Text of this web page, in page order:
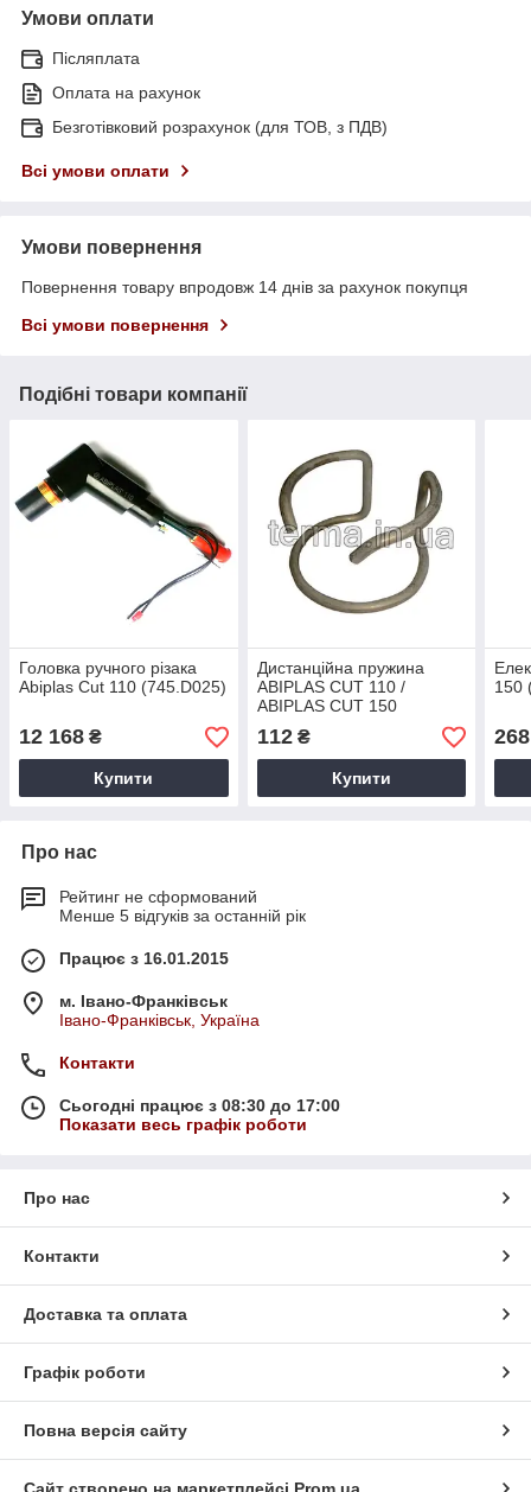
Умови оплати
Післяплата
Оплата на рахунок
Безготівковий розрахунок (для ТОВ, з ПДВ)
Всі умови оплати
Умови повернення
Повернення товару впродовж 14 днів за рахунок покупця
Всі умови повернення
Подібні товари компанії
Головка ручного різака
Abiplas Cut 110 (745.D025)
12 168 ₴
Купити
Дистанційна пружина
ABIPLAS CUT 110 /
ABIPLAS CUT 150
(745.D012)
112₴
Купити
150
268
Про нас
Рейтинг не сформований
Менше 5 відгуків за останній рік
Працює з 16.01.2015
м. Івано-Франківськ
Івано-Франківськ, Україна
Контакти
Сьогодні працює з 08:30 до 17:00
Показати весь графік роботи
Про нас
Контакти
Доставка та оплата
Графік роботи
Повна версія сайту